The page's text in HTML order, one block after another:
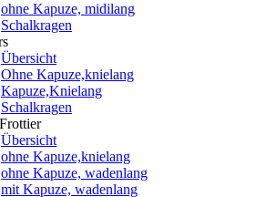
ohne Kapuze, midilang
Schalkragen
Übersicht
Ohne Kapuze,knielang
Kapuze,Knielang
Schalkragen
Übersicht
ohne Kapuze,knielang
ohne Kapuze, wadenlang
mit Kapuze, wadenlang